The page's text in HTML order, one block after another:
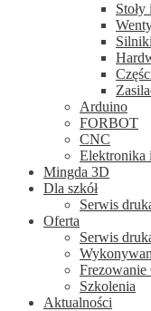
Stoły
Arduino
FORBOT
CNC
Elektronika
Mingda 3D
Dla szkół
Serwis
Oferta
Serwis
Frezowanie
Szkolenia
Aktualności